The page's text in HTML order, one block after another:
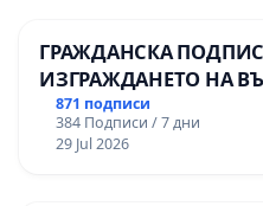
ГРАЖДАНСКА
ИЗГРАЖДАНЕТО НА
НА ТЕРИТОРИЯТА НА
ЗАБЕЛЕЖИТЕЛНОСТ
ОСВОБОДИТЕЛИТЕ“
871 подписи
384 Подписи / 7 дни
29 Jul 2026